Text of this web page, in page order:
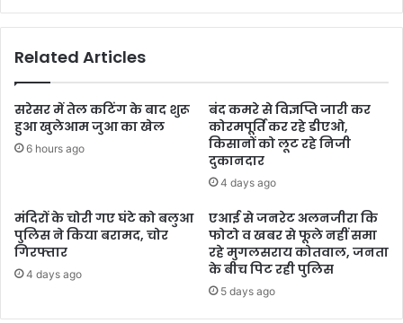
Related Articles
सरेसर में तेल कटिंग के बाद शुरू
हुआ खुलेआम जुआ का खेल
6 hours ago
बंद कमरे से विज्ञप्ति जारी कर
कोरमपूर्ति कर रहे डीएओ,
किसानों को लूट रहे निजी
दुकानदार
4 days ago
मंदिरों के चोरी गए घंटे को बलुआ
पुलिस ने किया बरामद, चोर
गिरफ्तार
4 days ago
एआई से जनरेट अलनजीरा कि
फोटो व खबर से फूले नहीं समा
रहे मुगलसराय कोतवाल, जनता
के बीच पिट रही पुलिस
5 days ago